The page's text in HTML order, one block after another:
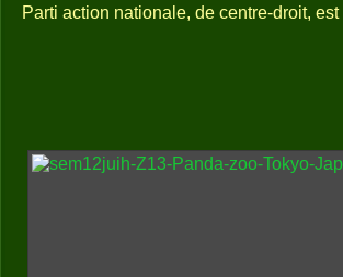
Parti action nationale, de centre-droit,